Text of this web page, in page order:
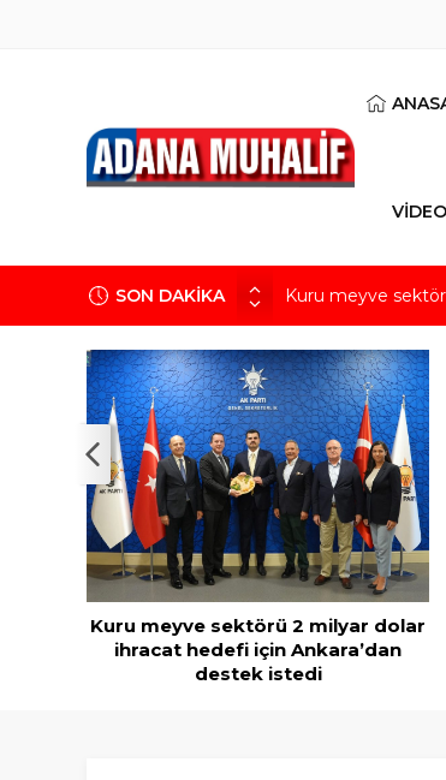
SON DAKİKA
Kuru meyve
Göz için “Akıllı
Devletin iki
‘Devlette para yok!’
Kuru meyve sektörü 2 milyar dolar
ihracat hedefi için Ankara’dan
destek istedi